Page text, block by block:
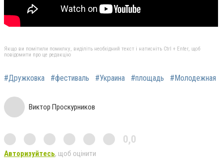
Якщо ви помітили помилку, виділіть необхідний текст і натисніть Ctrl + Enter, щоб
повідомити про це редакцію
#Дружковка #фестиваль #Украина #площадь #Молодежная
Виктор Проскурников
0,0
Авторизуйтесь, щоб оцінити